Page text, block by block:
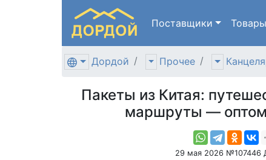
Поставщики Товары
Дордой Прочее
Пакеты из Китая:
маршруты —
29 мая 2026 №107446